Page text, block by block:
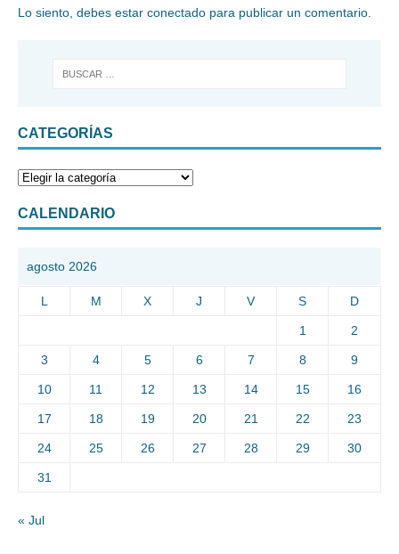
Lo siento, debes estar conectado para publicar un comentario.
CATEGORÍAS
CALENDARIO
agosto 2026
L M X J V S D
1 2
3 4 5 6 7 8 9
10 11 12 13 14 15 16
17 18 19 20 21 22 23
24 25 26 27 28 29 30
31
« Jul